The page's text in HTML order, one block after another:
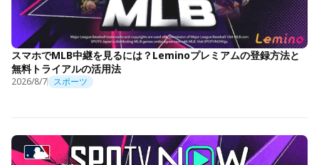
スマホでMLB中継を見るには？Leminoプレミアムの登録方法と
無料トライアルの活用法
2026/8/7 スポーツ